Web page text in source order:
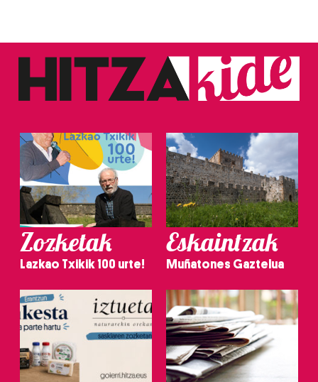
Zozketak
Lazkao Txikik 100 urte!
Eskaintzak
Muñatones Gaztelua